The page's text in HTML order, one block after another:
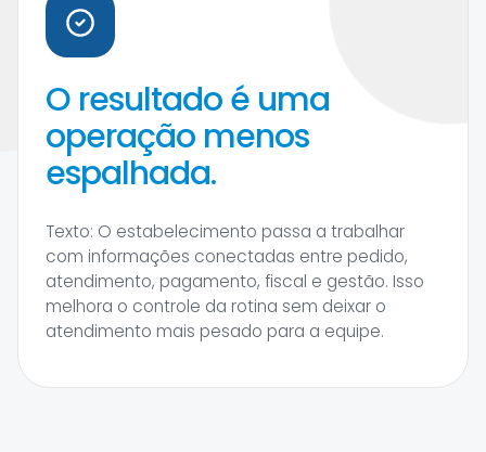
O resultado é uma
operação menos
espalhada.
Texto: O estabelecimento passa a trabalhar
com informações conectadas entre pedido,
atendimento, pagamento, fiscal e gestão. Isso
melhora o controle da rotina sem deixar o
atendimento mais pesado para a equipe.